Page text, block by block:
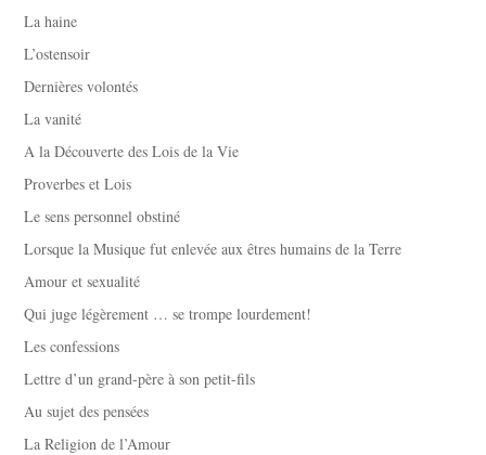
La haine
L’ostensoir
Dernières volontés
La vanité
A la Découverte des Lois de la Vie
Proverbes et Lois
Le sens personnel obstiné
Lorsque la Musique fut enlevée aux êtres humains de la Terre
Amour et sexualité
Qui juge légèrement … se trompe lourdement!
Les confessions
Lettre d’un grand-père à son petit-fils
Au sujet des pensées
La Religion de l’Amour